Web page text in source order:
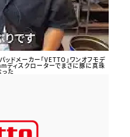
ドメーカー「VETTO」ワンオフモデ
ディスクローターでまさに豚に真珠
た